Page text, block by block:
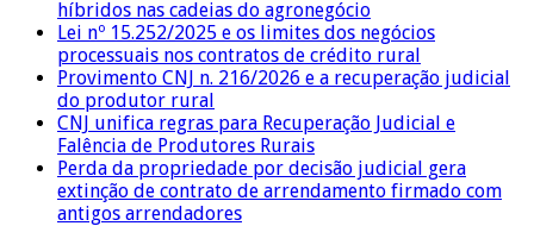
híbridos nas cadeias do agronegócio
Lei nº 15.252/2025 e os limites dos negócios
processuais nos contratos de crédito rural
Provimento CNJ n. 216/2026 e a recuperação judicial
do produtor rural
CNJ unifica regras para Recuperação Judicial e
Falência de Produtores Rurais
Perda da propriedade por decisão judicial gera
extinção de contrato de arrendamento firmado com
antigos arrendadores